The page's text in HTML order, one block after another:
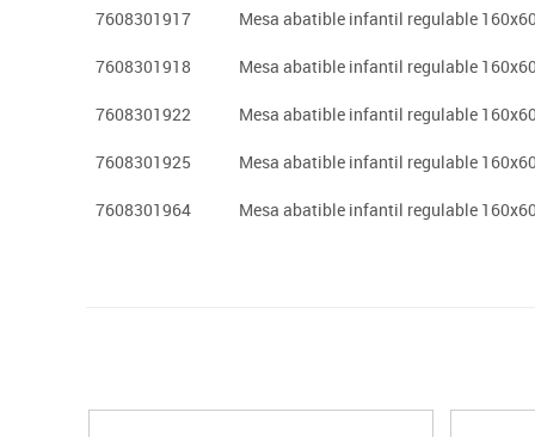
7608301917 Mesa abatible infantil regulable
7608301918 Mesa abatible infantil regulable
7608301922 Mesa abatible infantil regulable
7608301925 Mesa abatible infantil regulable
7608301964 Mesa abatible infantil regulable